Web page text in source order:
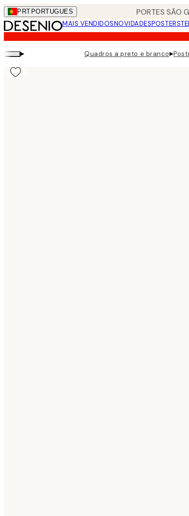
Skip
to
main
content.
PRT PORTUGUES PORTES SÃO
MAIS VENDIDOSNOVIDADESPOSTERS
▸ Quadros a preto e branco▸